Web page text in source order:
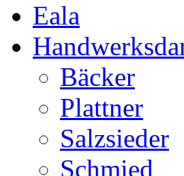
Eala
Bäcker
Plattner
Salzsieder
Schmied